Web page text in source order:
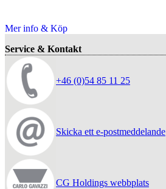
Mer info & Köp
Service & Kontakt
+46 (0)54 85 11 25
Skicka ett e-postmeddelande
CG Holdings webbplats